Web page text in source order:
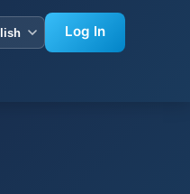
Log In